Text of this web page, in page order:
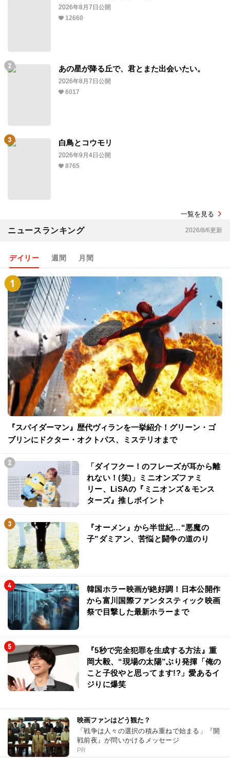
2026年8月7日公開
12660
あの星が降る丘で、君とまた出会いたい。
2026年8月7日公開
6017
白鳥とコウモリ
2026年9月4日公開
8765
一覧を見る
ニュースランキング 2026/8/6更新
デイリー 週間 月間
『スパイダーマン』歴代ヴィランを一挙紹介！グリーン・ゴ
ブリンにドクター・オクトパス、ミステリオまで
「ダイフクー！のフレーズが耳から離
れない！(笑)」ミニオンズファミ
リー、LiSAの『ミニオンズ＆モンス
ターズ』推しポイント
『オーメン』から半世紀…“悪魔の
子”ダミアン、苦悩と闘争の道のり
韓国ホラー映画が絶好調！日本公開作
から富川国際ファンタスティック映画
祭で目撃した最新ホラーまで
『5秒で完全犯罪を生成する方法』重
岡大毅、“現場の太陽”ぶり発揮「俺の
こと子役やと思ってます!?」愛あるイ
ジりに爆笑
映画ファンはどう観た？
「戦争は人々の選択の積み重ねで始まる」『開
戦前夜』が問いかけるメッセージ
PR